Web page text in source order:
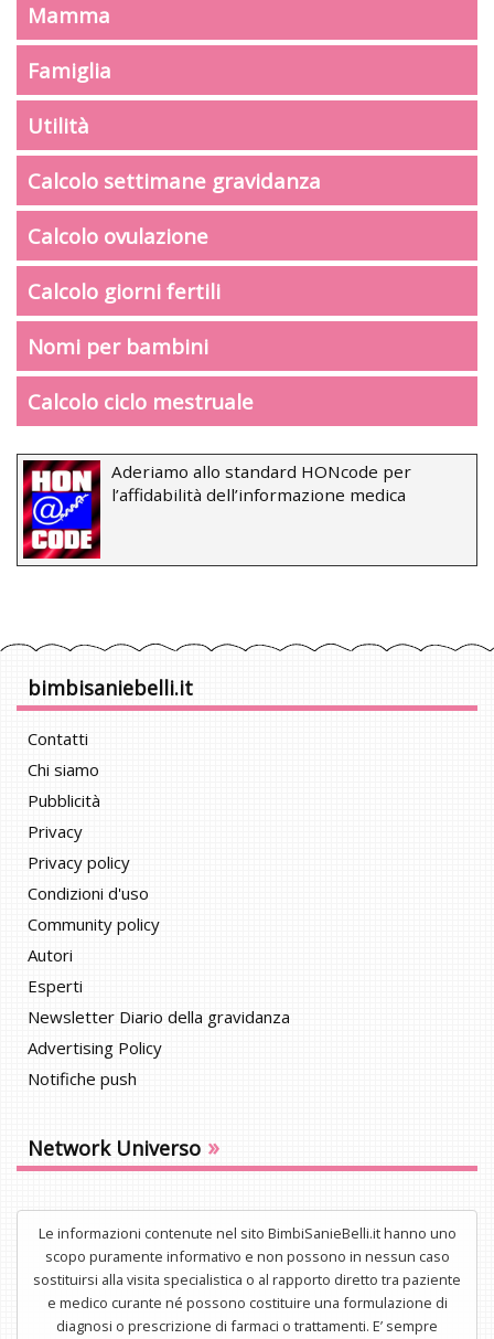
Mamma
Famiglia
Utilità
Calcolo settimane gravidanza
Calcolo ovulazione
Calcolo giorni fertili
Nomi per bambini
Calcolo ciclo mestruale
Aderiamo allo standard HONcode per
l’affidabilità dell’informazione medica
bimbisaniebelli.it
Contatti
Chi siamo
Pubblicità
Privacy
Privacy policy
Condizioni d'uso
Community policy
Autori
Esperti
Newsletter Diario della gravidanza
Advertising Policy
Notifiche push
Network Universo »
Le informazioni contenute nel sito BimbiSanieBelli.it hanno uno
scopo puramente informativo e non possono in nessun caso
sostituirsi alla visita specialistica o al rapporto diretto tra paziente
e medico curante né possono costituire una formulazione di
diagnosi o prescrizione di farmaci o trattamenti. E’ sempre